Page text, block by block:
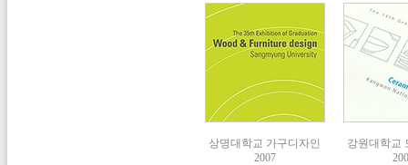
상명대학교 가구디자인
2007
강원대학교